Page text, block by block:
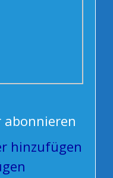
abonnieren
hinzufügen